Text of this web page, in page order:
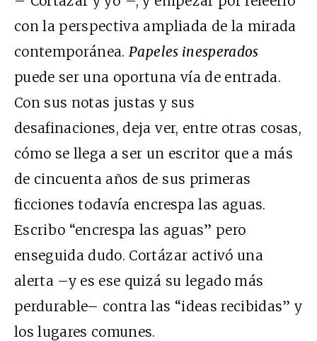
con la perspectiva ampliada de la mirada
contemporánea.Papeles inesperados
puede ser una oportuna vía de entrada.
Con sus notas justas y sus
desafinaciones, deja ver, entre otras cosas,
cómo se llega a ser un escritor que a más
de cincuenta años de sus primeras
ficciones todavía encrespa las aguas.
Escribo “encrespa las aguas” pero
enseguida dudo. Cortázar activó una
alerta –y es ese quizá su legado más
perdurable– contra las “ideas recibidas” y
los lugares comunes.